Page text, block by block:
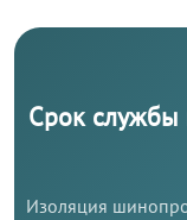
Срок службы
Изоляция